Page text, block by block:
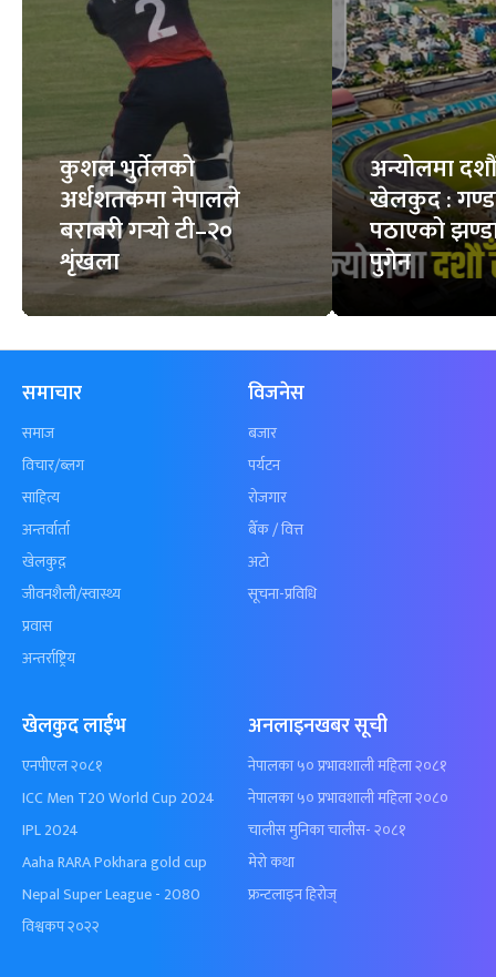
कुशल भुर्तेलको
अर्धशतकमा नेपालले
बराबरी गर्‍यो टी–२०
शृंखला
अन्योलमा दशौँ
खेलकुद :
पठाएको
पुगेन
समाचार
समाज
विचार/ब्लग
साहित्य
अन्तर्वार्ता
खेलकुद़़
जीवनशैली/स्वास्थ्य
प्रवास
अन्तर्राष्ट्रिय
विजनेस
बजार
पर्यटन
रोजगार
बैँक / वित्त
अटो
सूचना-प्रविधि
खेलकुद लाईभ
एनपीएल २०८१
ICC Men T20 World Cup 2024
IPL 2024
Aaha RARA Pokhara gold cup
Nepal Super League - 2080
विश्वकप २०२२
अनलाइनखबर सूची
नेपालका ५० प्रभावशाली महिला २०८१
नेपालका ५० प्रभावशाली महिला २०८०
चालीस मुनिका चालीस- २०८१
मेरो कथा
फ्रन्टलाइन हिरोज्